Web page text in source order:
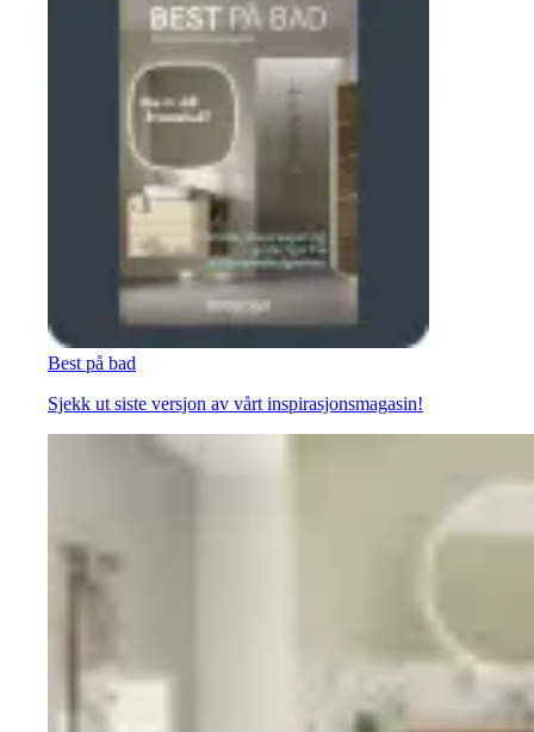
Best på bad
Sjekk ut siste versjon av vårt inspirasjonsmagasin!